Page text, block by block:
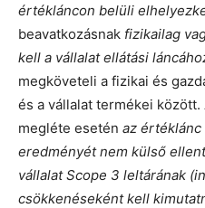
értékláncon belüli
beavatkozásnak fizikailag
kell a vállalat ellátási
megköveteli a fizikai és
és a vállalat termékei
megléte esetén az értéklánc
eredményét nem külső
vállalat Scope 3 leltárának
csökkenéseként kell